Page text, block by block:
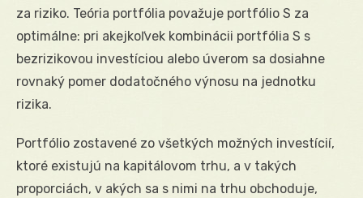
za riziko. Teória portfólia považuje portfólio S za
optimálne: pri akejkoľvek kombinácii portfólia S s
bezrizikovou investíciou alebo úverom sa dosiahne
rovnaký pomer dodatočného výnosu na jednotku
rizika.
Portfólio zostavené zo všetkých možných investícií,
ktoré existujú na kapitálovom trhu, a v takých
proporciách, v akých sa s nimi na trhu obchoduje,